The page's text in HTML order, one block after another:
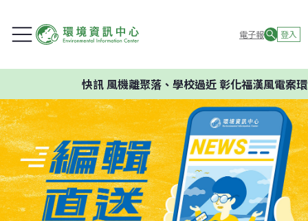
電子報 登入
快訊風機離聚落、學校過近 彰化福漢風電案環